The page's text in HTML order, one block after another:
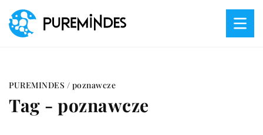
PUREMINDES / poznawcze
Tag - poznawcze